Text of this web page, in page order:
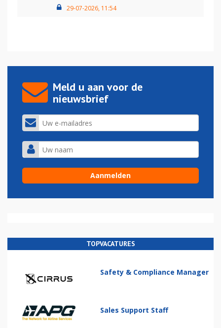
29-07-2026, 11:54
Meld u aan voor de
nieuwsbrief
TOPVACATURES
Safety & Compliance Manager
Sales Support Staff